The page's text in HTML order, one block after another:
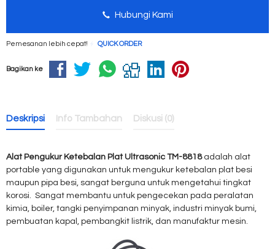
Hubungi Kami
Pemesanan lebih cepat! QUICK ORDER
Bagikan ke
Deskripsi Info Tambahan Diskusi (0)
Alat Pengukur Ketebalan Plat Ultrasonic TM-8818adalah alat
portable yang digunakan untuk mengukur ketebalan plat besi
maupun pipa besi, sangat berguna untuk mengetahui tingkat
korosi. Sangat membantu untuk pengecekan pada peralatan
kimia, boiler, tangki penyimpanan minyak, industri minyak bumi,
pembuatan kapal , pembangkit listrik, dan manufaktur mesin.